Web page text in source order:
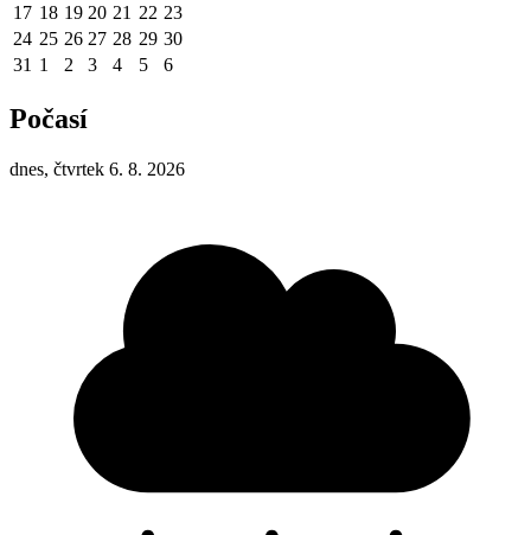
17 18 19 20 21 22 23
24 25 26 27 28 29 30
31 1 2 3 4 5 6
Počasí
dnes, čtvrtek 6. 8. 2026